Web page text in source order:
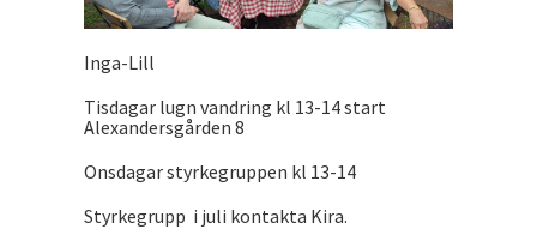
Inga-Lill
Tisdagar lugn vandring kl 13-14 start
Alexandersgården 8
Onsdagar styrkegruppen kl 13-14
Styrkegrupp i juli kontakta Kira.